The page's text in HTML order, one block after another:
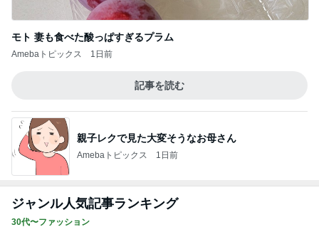
モト 妻も食べた酸っぱすぎるプラム
Amebaトピックス 1日前
記事を読む
親子レクで見た大変そうなお母さん
Amebaトピックス 1日前
ジャンル人気記事ランキング
30代〜ファッション